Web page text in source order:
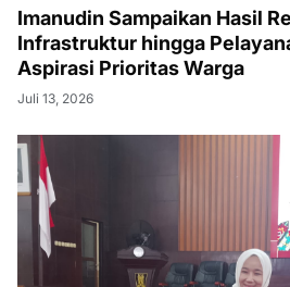
Imanudin Sampaikan Hasil
Infrastruktur hingga
Aspirasi Prioritas Warga
Juli 13, 2026